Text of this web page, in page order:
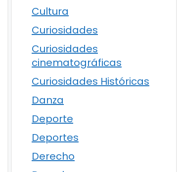
Cultura
Curiosidades
Curiosidades
cinematográficas
Curiosidades Históricas
Danza
Deporte
Deportes
Derecho